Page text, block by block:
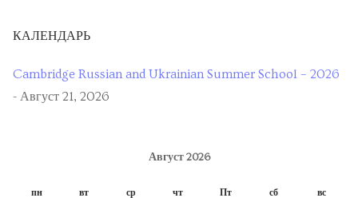
КАЛЕНДАРЬ
Cambridge Russian and Ukrainian Summer School – 2026
- Август 21, 2026
Август 2026
пн вт ср чт Пт сб
вс